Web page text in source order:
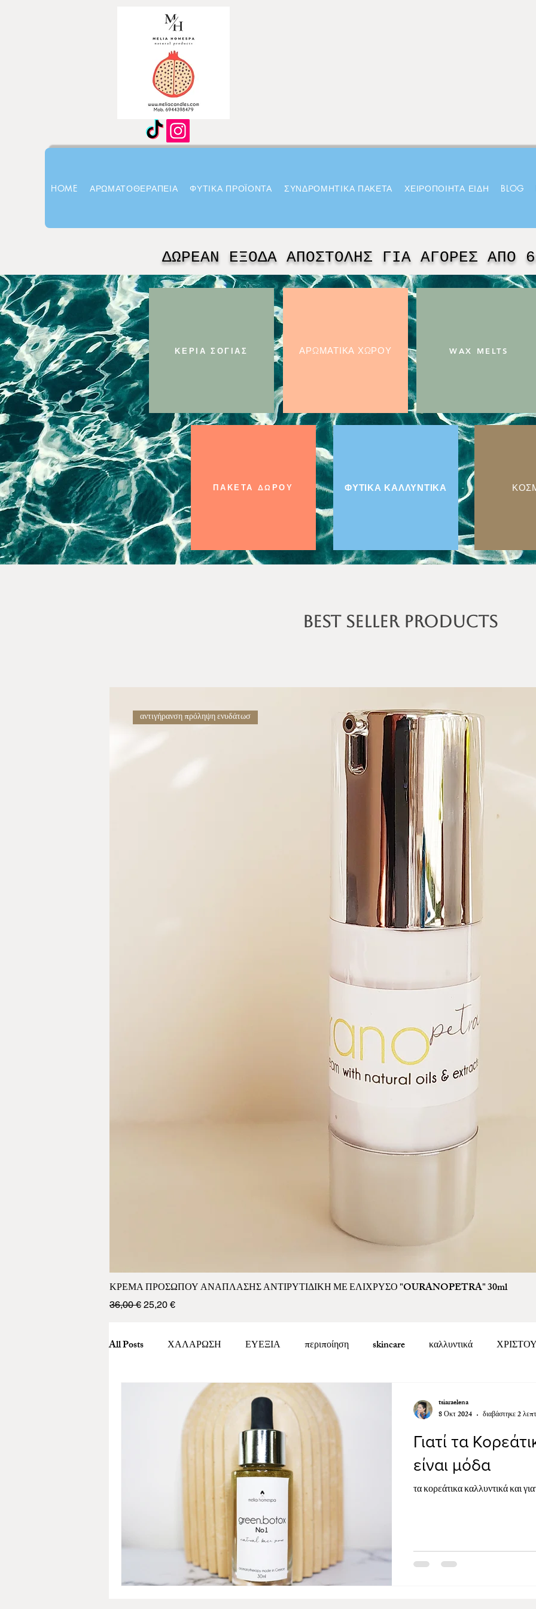
HOME ΑΡΩΜΑΤΟΘΕΡΑΠΕΙΑ ΦΥΤΙΚΑ ΠΡΟΪΟΝΤΑ ΣΥΝΔΡΟΜΗΤΙΚΑ ΠΑΚΕΤΑ ΧΕΙΡΟΠΟΙΗΤΑ ΕΙΔΗ BLOG
ΔΩΡΕΑΝ ΕΞΟΔΑ ΑΠΟΣΤΟΛΗΣ ΓΙΑ ΑΓΟΡΕΣ ΑΠΟ
ΚΕΡΙΑ ΣΟΓΙΑΣ ΑΡΩΜΑΤΙΚΑ ΧΩΡΟΥ WAX MELTS
ΠΑΚΕΤΑ ΔΩΡΟΥ ΦΥΤΙΚΑ ΚΑΛΛΥΝΤΙΚΑ
Best Seller PRODUCTS
Γρήγορη προβολή
αντιγήρανση πρόληψη ενυδάτωσ
ΚΡΕΜΑ ΠΡΟΣΩΠΟΥ ΑΝΑΠΛΑΣΗΣ ΑΝΤΙΡΥΤΙΔΙΚΗ ΜΕ ΕΛΙΧΡΥΣΟ "OURANOPETRA" 30ml
Κανονική τιμή
36,00 € Τιμή Έκπτωσης
25,20 €
All Posts ΧΑΛΑΡΩΣΗ ΕΥΕΞΙΑ περιποίηση skincare καλλυντικά
ΧΡΙΣΤΟΥΓΕΝΝΙΑΤΙΚΑ ΔΩΡΑ κερια ανακύκλωση
ΚΟΣΜΗΜΑΤΑ ΑΤΣΑΛΙΝΑ ΓΟΥΡΙΑ ΚΑΘΑΡΙΣΜΟΣ ΕΝΕΡΓΕΙΑΣ ΤΕΛΕΤΟΥΡΓΙΚΑ
ΠΟΝΟΣ ΣΤΗΝ ΜΕΣΗ ΦΥΤΙΚΕΣ ΣΥΝΤΑΓΕΣ ΑΥΤΟΓΝΩΣΙΑ Ελληνική φιλοξενία
DIY ΠΡΟΣΩΠΟ
ΦΩΤΟΓΗΡΑΝΣΗ ΔΙΑΛΟΓΙΣΜΟΣ FENG SHUI
Γιατί τα
είναι μόδα
τα κορεάτικα καλλυντικά και
tsiaraelena
8 Οκτ 2024
διαβάστηκε 2